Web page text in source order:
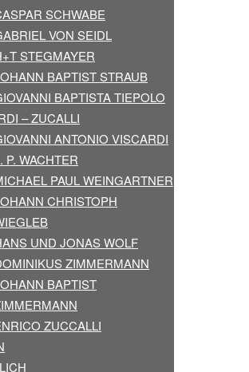
SCHWABE
VON SEIDL
STEGMAYER
BAPTIST STRAUB
BAPTISTA TIEPOLO
– ZUCALLI
ANTONIO VISCARDI
P. WACHTER
PAUL WEINGARTNER
CHRISTOPH
UND JONAS WOLF
ZIMMERMANN
BAPTIST
ZUCCALLI